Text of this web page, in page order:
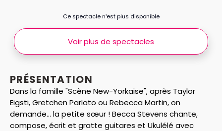
PRÉSENTATION
Dans la famille "Scène New-Yorkaise", après Taylor
Eigsti, Gretchen Parlato ou Rebecca Martin, on
demande... la petite sœur ! Becca Stevens chante,
compose, écrit et gratte guitares et Ukulélé avec
Ce spectacle n’est plus disponible
Voir plus de spectacles